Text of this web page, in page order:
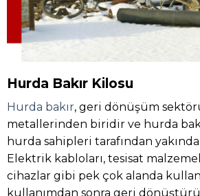
Hurda Bakır Kilosu
Hurda bakır, geri dönüşüm
metallerinden biridir ve hurda
hurda sahipleri tarafından
Elektrik kabloları, tesisat
cihazlar gibi pek çok alanda
kullanımdan sonra geri